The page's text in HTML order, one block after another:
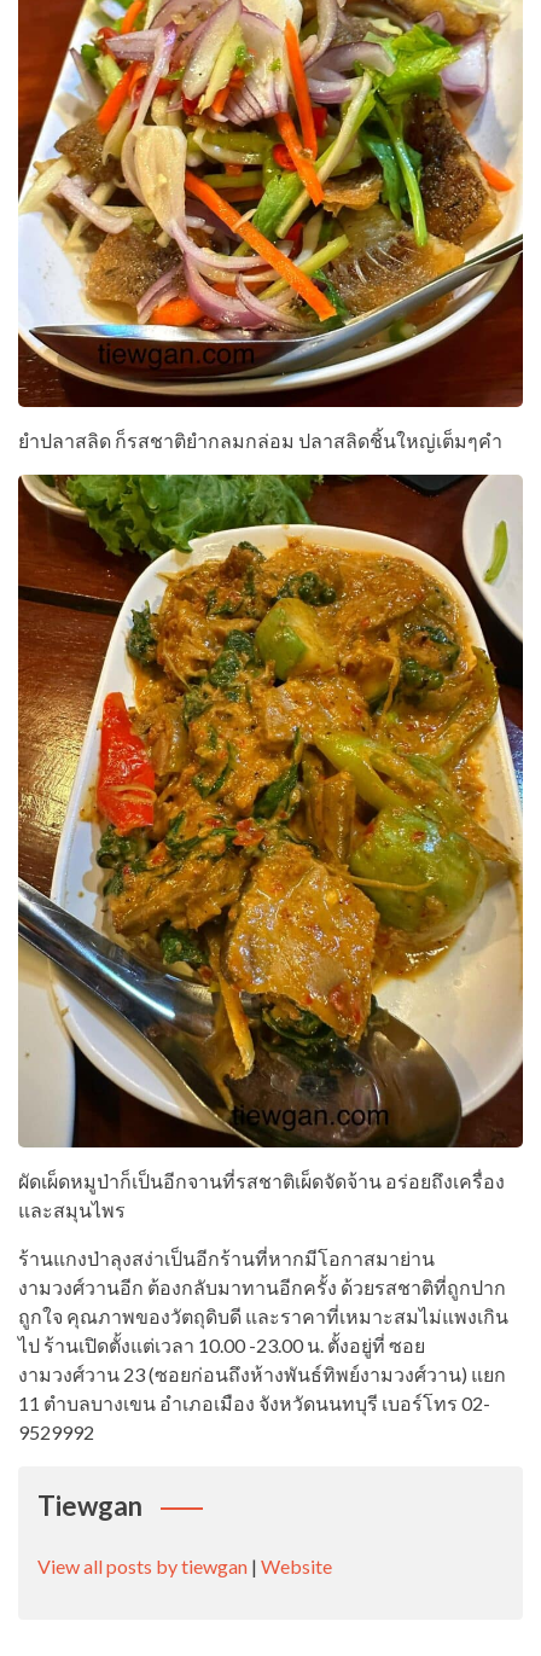
ยำปลาสลิด ก็รสชาติยำกลมกล่อม ปลาสลิดชิ้นใหญ่เต็มๆคำ
ผัดเผ็ดหมูป่าก็เป็นอีกจานที่รสชาติเผ็ดจัดจ้าน อร่อยถึงเครื่อง
และสมุนไพร
ร้านแกงป่าลุงสง่าเป็นอีกร้านที่หากมีโอกาสมาย่าน
งามวงศ์วานอีก ต้องกลับมาทานอีกครั้ง ด้วยรสชาติที่ถูกปาก
ถูกใจ คุณภาพของวัตถุดิบดี และราคาที่เหมาะสมไม่แพงเกิน
ไป ร้านเปิดตั้งแต่เวลา 10.00 -23.00 น. ตั้งอยู่ที่ ซอย
งามวงศ์วาน 23 (ซอยก่อนถึงห้างพันธ์ทิพย์งามวงศ์วาน) แยก
11 ตำบลบางเขน อำเภอเมือง จังหวัดนนทบุรี เบอร์โทร 02-
9529992
Tiewgan
View all posts by tiewgan | Website